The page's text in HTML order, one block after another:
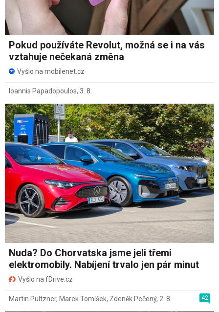
Pokud používáte Revolut, možná se i na vás
vztahuje nečekaná změna
Vyšlo na mobilenet.cz
Ioannis Papadopoulos, 3. 8.
Nuda? Do Chorvatska jsme jeli třemi
elektromobily. Nabíjení trvalo jen pár minut
Vyšlo na fDrive.cz
42
Martin Pultzner, Marek Tomíšek, Zdeněk Pečený, 2. 8.